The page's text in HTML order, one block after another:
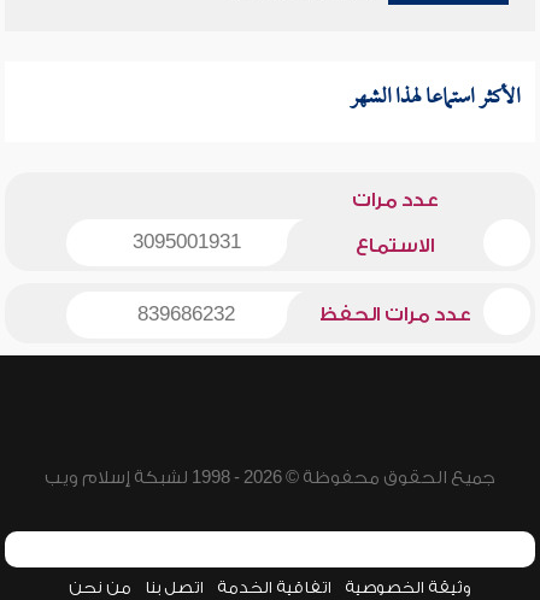
الأكثر استماعا لهذا الشهر
عدد مرات
الاستماع 3095001931
عدد مرات الحفظ 839686232
جميع الحقوق محفوظة © 2026 - 1998 لشبكة إسلام ويب
وثيقة الخصوصية اتفاقية الخدمة اتصل بنا من نحن